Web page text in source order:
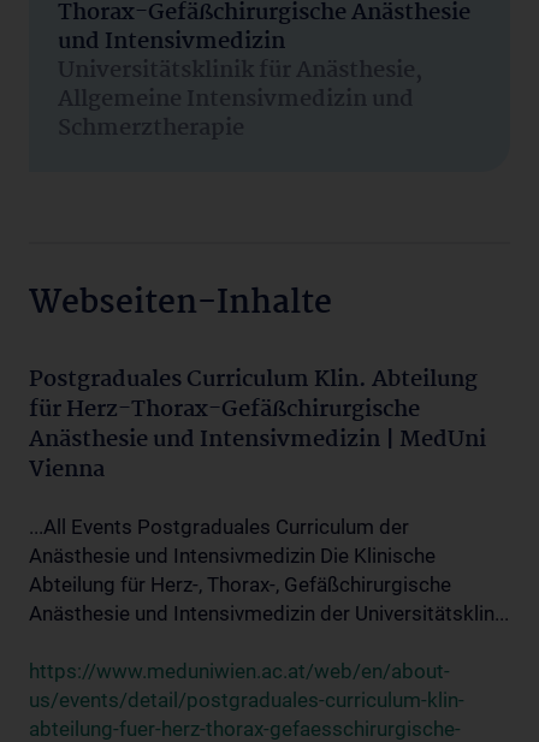
Thorax-Gefäßchirurgische Anästhesie
und Intensivmedizin
Universitätsklinik für Anästhesie,
Allgemeine Intensivmedizin und
Schmerztherapie
Webseiten-Inhalte
Postgraduales Curriculum Klin. Abteilung
für Herz-Thorax-Gefäßchirurgische
Anästhesie und Intensivmedizin | MedUni
Vienna
...All Events Postgraduales Curriculum der
Anästhesie und Intensivmedizin Die Klinische
Abteilung für Herz-, Thorax-, Gefäßchirurgische
Anästhesie und Intensivmedizin der Universitätsklin...
https://www.meduniwien.ac.at/web/en/about-
us/events/detail/postgraduales-curriculum-klin-
abteilung-fuer-herz-thorax-gefaesschirurgische-